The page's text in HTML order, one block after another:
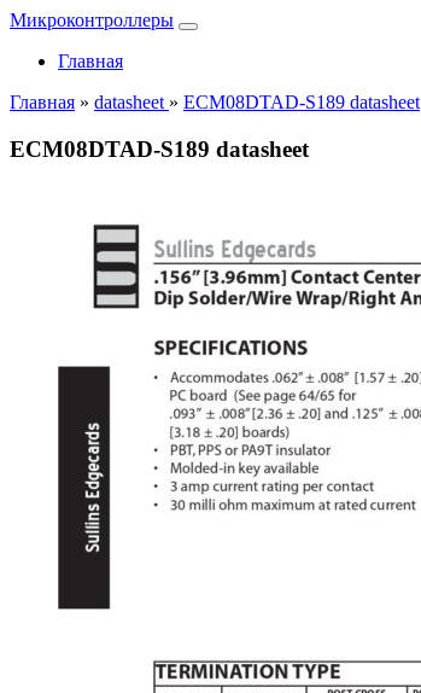
Микроконтроллеры
Главная
Главная » datasheet » ECM08DTAD-S189 datasheet
ECM08DTAD-S189 datasheet